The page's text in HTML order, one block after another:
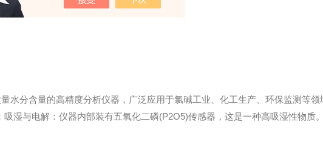
水分含量的高精度分析仪器，广泛应用于氯碱工业、化工生产、环保监测等
湿与电解：仪器内部装有五氧化二磷(P2O5)传感器，这是一种高吸湿性物质